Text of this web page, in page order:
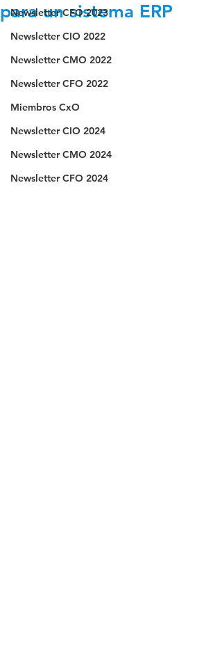
Newsletter CFO 2023
Newsletter CIO 2022
Newsletter CMO 2022
Newsletter CFO 2022
Miembros CxO
Newsletter CIO 2024
Newsletter CMO 2024
Newsletter CFO 2024
para un sistema ERP